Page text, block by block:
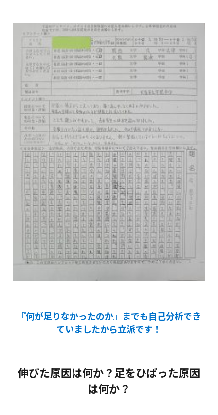
『何が足りなかったのか』までも自己分析でき
ていましたから立派です！
伸びた原因は何か？足をひぱった原因
は何か？